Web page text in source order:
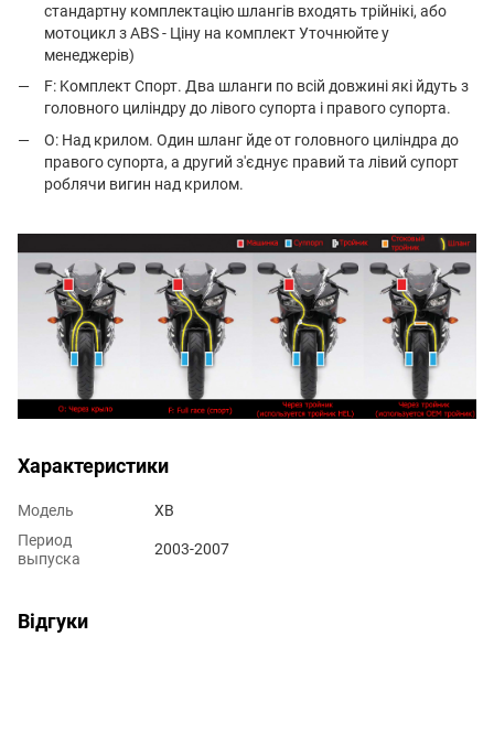
стандартну комплектацію шлангів входять трійнікі, або
мотоцикл з ABS - Ціну на комплект Уточнюйте у
менеджерів)
F: Kомплект Спорт. Два шланги по всій довжині які йдуть з
головного циліндру до лівого супорта і правого супорта.
O: Над крилом. Один шланг йде от головного циліндра до
правого супорта, а другий з'єднує правий та лівий супорт
роблячи вигин над крилом.
Характеристики
Модель
XB
Период
выпуска
2003-2007
Відгуки